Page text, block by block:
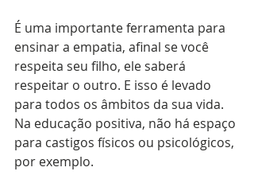
É uma importante ferramenta para
ensinar a empatia, afinal se você
respeita seu filho, ele saberá
respeitar o outro. E isso é levado
para todos os âmbitos da sua vida.
Na educação positiva, não há espaço
para castigos físicos ou psicológicos,
por exemplo.